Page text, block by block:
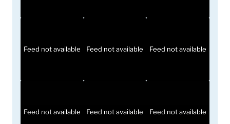
Feed not available Feed not available Feed not available
Feed not available Feed not available Feed not available